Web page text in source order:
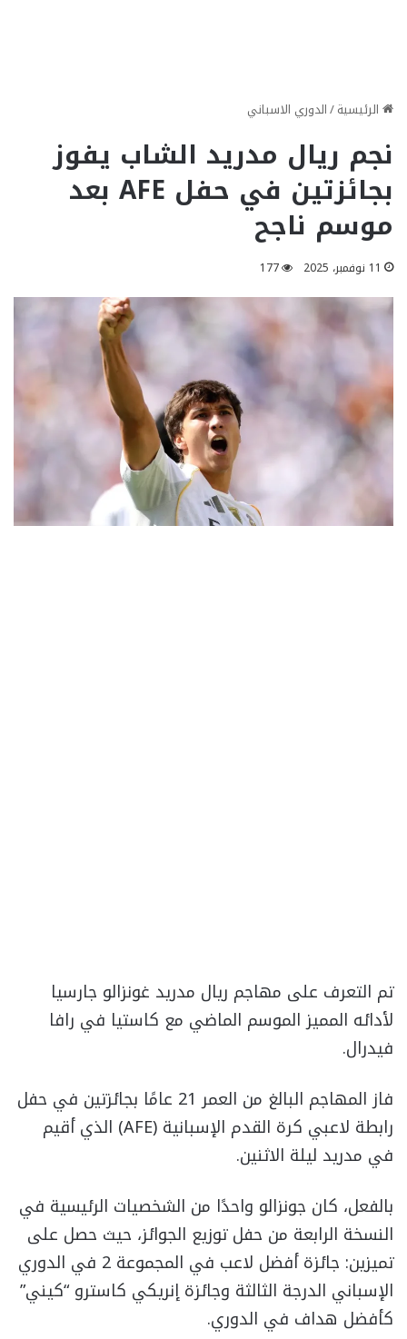
الرئيسية/الدوري الاسباني
نجم ريال مدريد الشاب يفوز
بجائزتين في حفل AFE بعد
موسم ناجح
11 نوفمبر، 2025 177
تم التعرف على مهاجم ريال مدريد غونزالو جارسيا
لأدائه المميز الموسم الماضي مع كاستيا في رافا
فيدرال.
فاز المهاجم البالغ من العمر 21 عامًا بجائزتين في حفل
رابطة لاعبي كرة القدم الإسبانية (AFE) الذي أقيم
في مدريد ليلة الاثنين.
بالفعل، كان جونزالو واحدًا من الشخصيات الرئيسية في
النسخة الرابعة من حفل توزيع الجوائز، حيث حصل على
تميزين: جائزة أفضل لاعب في المجموعة 2 في الدوري
الإسباني الدرجة الثالثة وجائزة إنريكي كاسترو “كيني”
كأفضل هداف في الدوري.